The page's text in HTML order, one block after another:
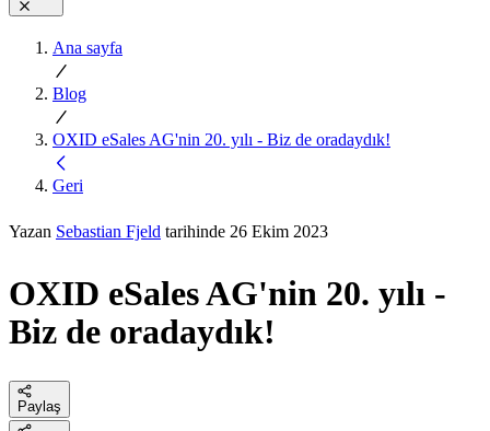
Ana sayfa
Blog
OXID eSales AG'nin 20. yılı - Biz de oradaydık!
Geri
Yazan Sebastian Fjeld tarihinde 26 Ekim 2023
OXID eSales AG'nin 20. yılı -
Biz de oradaydık!
Paylaş